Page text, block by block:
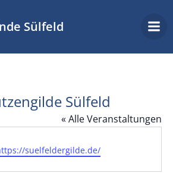
Inhalt
springen
Sülfeld
Sülfeld
« Alle Veranstaltungen
suelfeldergilde.de/